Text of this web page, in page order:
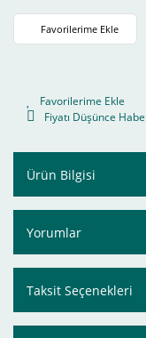
Fiyatı Düşünce
Ürün Bilgisi
Yorumlar
Taksit Seçenekleri